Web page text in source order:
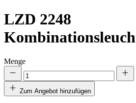
LZD 2248
Menge
Zum Angebot hinzufügen